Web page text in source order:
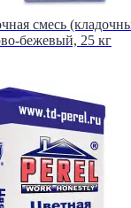
смесь
бежевый, 25 кг